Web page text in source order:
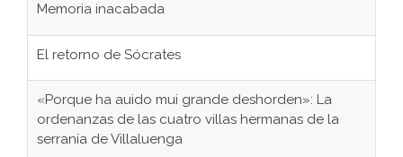
Memoria inacabada
El retorno de Sócrates
«Porque ha auido mui grande deshorden»: La
ordenanzas de las cuatro villas hermanas de la
serranía de Villaluenga